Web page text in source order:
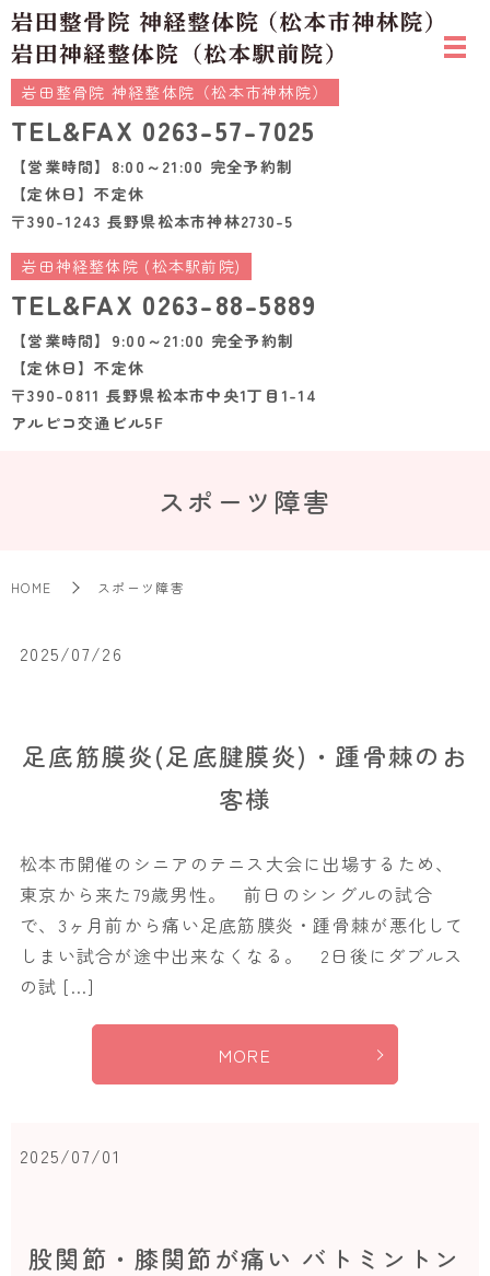
岩田整骨院 神経整体院（松本市神林院）
TEL&FAX 0263-57-7025
【営業時間】8:00～21:00 完全予約制
【定休日】不定休
〒390-1243 長野県松本市神林2730-5
岩田神経整体院 (松本駅前院)
TEL&FAX 0263-88-5889
【営業時間】9:00～21:00 完全予約制
【定休日】不定休
〒390-0811 長野県松本市中央1丁目1-14
アルピコ交通ビル5F
スポーツ障害
HOME スポーツ障害
2025/07/26
足底筋膜炎(足底腱膜炎)・踵骨棘のお
客様
松本市開催のシニアのテニス大会に出場するため、
東京から来た79歳男性。 前日のシングルの試合
で、3ヶ月前から痛い足底筋膜炎・踵骨棘が悪化して
しまい試合が途中出来なくなる。 2日後にダブルス
の試 […]
MORE
2025/07/01
股関節・膝関節が痛い バトミントン